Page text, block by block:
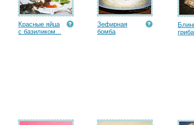
Красные яйца
с базиликом...
Зефирная
бомба